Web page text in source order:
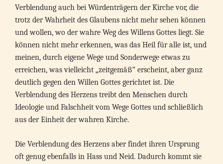
Verblendung auch bei Würdenträgern der Kirche vor, die
trotz der Wahrheit des Glaubens nicht mehr sehen können
und wollen, wo der wahre Weg des Willens Gottes liegt. Sie
können nicht mehr erkennen, was das Heil für alle ist, und
meinen, durch eigene Wege und Sonderwege etwas zu
erreichen, was vielleicht „zeitgemäß“ erscheint, aber ganz
deutlich gegen den Willen Gottes gerichtet ist. Die
Verblendung des Herzens treibt den Menschen durch
Ideologie und Falschheit vom Wege Gottes und schließlich
aus der Einheit der wahren Kirche.
Die Verblendung des Herzens aber findet ihren Ursprung
oft genug ebenfalls in Hass und Neid. Dadurch kommt sie